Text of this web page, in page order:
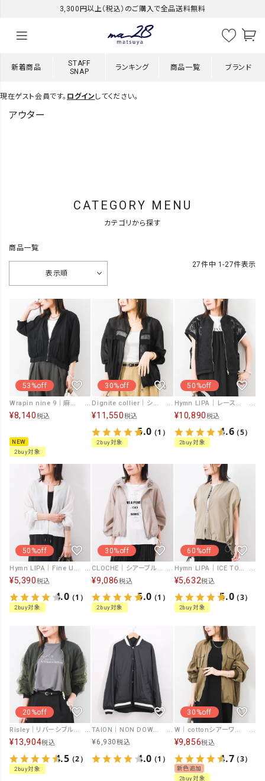
3,300円以上（税込）のご購入で全品送料無料
新着商品
STAFF
SNAP
ランキング 商品一覧 ブランド
現在ゲスト会員です。 ログインしてください。
アウター
CATEGORY MENU
カテゴリから探す
商品一覧
表示順
27件中 1-27件表示
53%off
Wrapin nine 9｜麻調シアーニット切替ラグランブルゾン [[262WB0820]][F]
¥8,140税込
NEW
2buy対象
30%off
Dignite collier｜シアートラックブルゾン [[80268336]][F]
¥11,550税込
5.0（1）
2buy対象
50%off
Hymn LIPA｜レース切替MA-1 [[IZK26040]][F]
¥10,890税込
4.6（5）
2buy対象
50%off
¥5,390税込
4.0（1）
2buy対象
30%off
¥9,086税込
5.0（1）
2buy対象
60%off
¥5,632税込
5.0（3）
2buy対象
20%off
Risley｜リバーシブルブルゾン [[R2601-RBZ929]][F]
¥13,904税込
4.5（2）
2buy対象
TAION｜NON DOWN BASIC REVERSIBLE STUDIUM JACKET [[TAION-R111NDJKBS]][F]
¥6,930税込
4.0（1）
30%off
W｜cottonシアーワークブルゾン [[IZK25118]][F]
¥9,856税込
4.7（3）
新色追加
2buy対象